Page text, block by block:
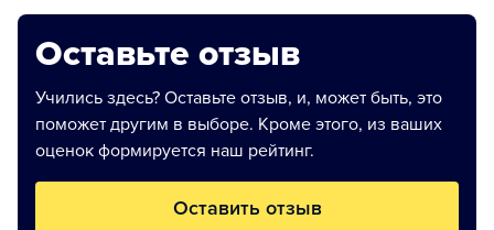
Оставьте отзыв
Учились здесь? Оставьте отзыв, и, может быть, это
поможет другим в выборе. Кроме этого, из ваших
оценок формируется наш рейтинг.
Оставить отзыв